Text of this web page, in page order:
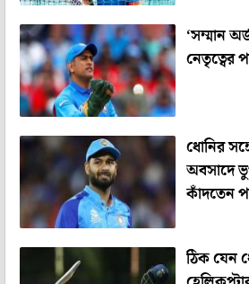
‘সম্মান
নেতৃত্বের
ধোনির
অবসাদে
কাঁদতেন
ঠিক যেন